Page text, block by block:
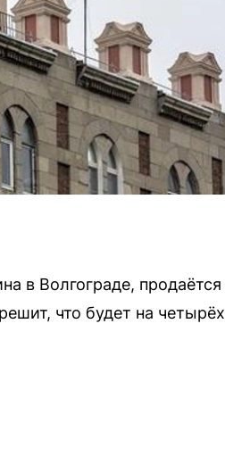
в Волгограде, продаётся
что будет на четырёх